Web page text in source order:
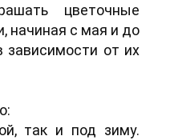
цветочные
начиная с мая и до
зависимости от их
так и под зиму.